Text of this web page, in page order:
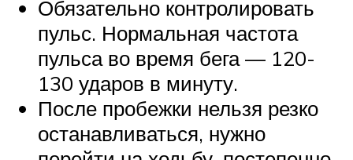
Обязательно контролировать
пульс. Нормальная частота
пульса во время бега — 120-
130 ударов в минуту.
После пробежки нельзя резко
останавливаться, нужно